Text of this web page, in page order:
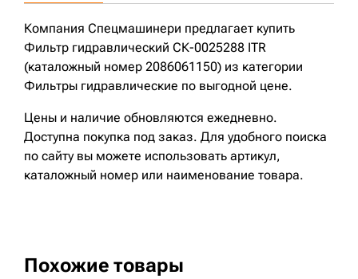
Компания Спецмашинери предлагает купить
Фильтр гидравлический СК-0025288 ITR
(каталожный номер 2086061150) из категории
Фильтры гидравлические по выгодной цене.
Цены и наличие обновляются ежедневно.
Доступна покупка под заказ. Для удобного поиска
по сайту вы можете использовать артикул,
каталожный номер или наименование товара.
Похожие товары